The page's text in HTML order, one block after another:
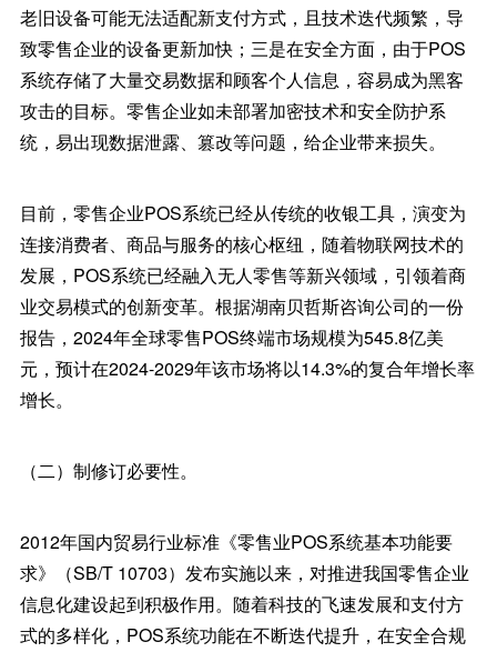
老旧设备可能无法适配新支付方式，且技术迭代频繁，导
致零售企业的设备更新加快；三是在安全方面，由于POS
系统存储了大量交易数据和顾客个人信息，容易成为黑客
攻击的目标。零售企业如未部署加密技术和安全防护系
统，易出现数据泄露、篡改等问题，给企业带来损失。
目前，零售企业POS系统已经从传统的收银工具，演变为
连接消费者、商品与服务的核心枢纽，随着物联网技术的
发展，POS系统已经融入无人零售等新兴领域，引领着商
业交易模式的创新变革。根据湖南贝哲斯咨询公司的一份
报告，2024年全球零售POS终端市场规模为545.8亿美
元，预计在2024-2029年该市场将以14.3%的复合年增长率
增长。
（二）制修订必要性。
2012年国内贸易行业标准《零售业POS系统基本功能要
求》（SB/T 10703）发布实施以来，对推进我国零售企业
信息化建设起到积极作用。随着科技的飞速发展和支付方
式的多样化，POS系统功能在不断迭代提升，在安全合规